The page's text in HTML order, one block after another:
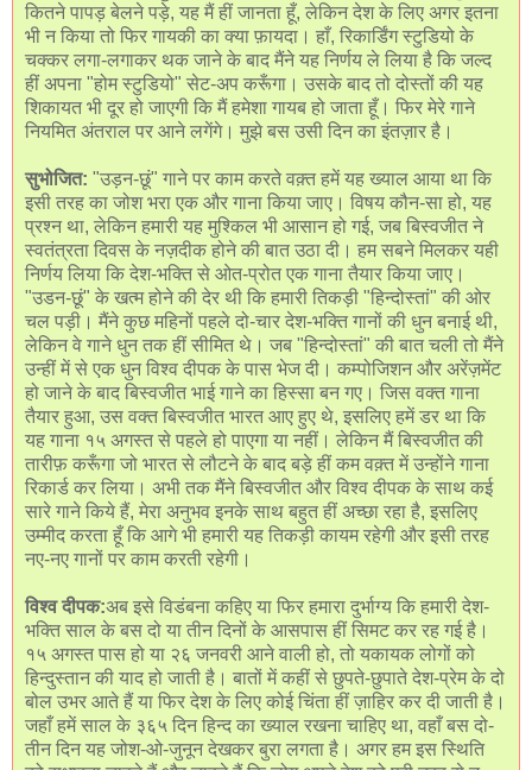
कितने पापड़ बेलने पड़े, यह मैं हीं जानता हूँ, लेकिन देश के लिए अगर इतना
भी न किया तो फिर गायकी का क्या फ़ायदा। हाँ, रिकार्डिंग स्टुडियो के
चक्कर लगा-लगाकर थक जाने के बाद मैंने यह निर्णय ले लिया है कि जल्द
हीं अपना "होम स्टुडियो" सेट-अप करूँगा। उसके बाद तो दोस्तों की यह
शिकायत भी दूर हो जाएगी कि मैं हमेशा गायब हो जाता हूँ। फिर मेरे गाने
नियमित अंतराल पर आने लगेंगे। मुझे बस उसी दिन का इंतज़ार है।
सुभोजित: "उड़न-छूं" गाने पर काम करते वक़्त हमें यह ख्याल आया था कि
इसी तरह का जोश भरा एक और गाना किया जाए। विषय कौन-सा हो, यह
प्रश्न था, लेकिन हमारी यह मुश्किल भी आसान हो गई, जब बिस्वजीत ने
स्वतंत्रता दिवस के नज़दीक होने की बात उठा दी। हम सबने मिलकर यही
निर्णय लिया कि देश-भक्ति से ओत-प्रोत एक गाना तैयार किया जाए।
"उडन-छूं" के खत्म होने की देर थी कि हमारी तिकड़ी "हिन्दोस्तां" की ओर
चल पड़ी। मैंने कुछ महिनों पहले दो-चार देश-भक्ति गानों की धुन बनाई थी,
लेकिन वे गाने धुन तक हीं सीमित थे। जब "हिन्दोस्तां" की बात चली तो मैंने
उन्हीं में से एक धुन विश्व दीपक के पास भेज दी। कम्पोजिशन और अरेंज़मेंट
हो जाने के बाद बिस्वजीत भाई गाने का हिस्सा बन गए। जिस वक्त गाना
तैयार हुआ, उस वक्त बिस्वजीत भारत आए हुए थे, इसलिए हमें डर था कि
यह गाना १५ अगस्त से पहले हो पाएगा या नहीं। लेकिन मैं बिस्वजीत की
तारीफ़ करूँगा जो भारत से लौटने के बाद बड़े हीं कम वक़्त में उन्होंने गाना
रिकार्ड कर लिया। अभी तक मैंने बिस्वजीत और विश्व दीपक के साथ कई
सारे गाने किये हैं, मेरा अनुभव इनके साथ बहुत हीं अच्छा रहा है, इसलिए
उम्मीद करता हूँ कि आगे भी हमारी यह तिकड़ी कायम रहेगी और इसी तरह
नए-नए गानों पर काम करती रहेगी।
विश्व दीपक:अब इसे विडंबना कहिए या फिर हमारा दुर्भाग्य कि हमारी देश-
भक्ति साल के बस दो या तीन दिनों के आसपास हीं सिमट कर रह गई है।
१५ अगस्त पास हो या २६ जनवरी आने वाली हो, तो यकायक लोगों को
हिन्दुस्तान की याद हो जाती है। बातों में कहीं से छुपते-छुपाते देश-प्रेम के दो
बोल उभर आते हैं या फिर देश के लिए कोई चिंता हीं ज़ाहिर कर दी जाती है।
जहाँ हमें साल के ३६५ दिन हिन्द का ख्याल रखना चाहिए था, वहाँ बस दो-
तीन दिन यह जोश-ओ-जुनून देखकर बुरा लगता है। अगर हम इस स्थिति